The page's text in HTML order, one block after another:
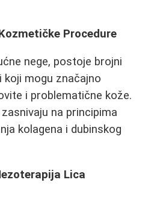
Procedure
nege, postoje brojni
mogu značajno
i problematične kože.
na principima
kolagena i dubinskog
Lica